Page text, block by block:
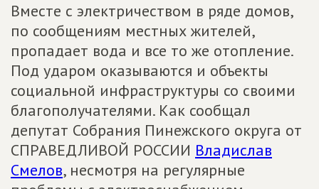
Вместе с электричеством в ряде домов,
по сообщениям местных жителей,
пропадает вода и все то же отопление.
Под ударом оказываются и объекты
социальной инфраструктуры со своими
благополучателями. Как сообщал
депутат Собрания Пинежского округа от
СПРАВЕДЛИВОЙ РОССИИ Владислав
Смелов, несмотря на регулярные